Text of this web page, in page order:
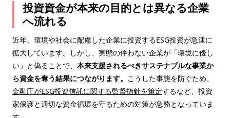
投資資金が本来の目的とは異なる企業
へ流れる
近年、環境や社会に配慮した企業に投資するESG投資が急速に
拡大しています。しかし、実態の伴わない企業が「環境に優し
い」と偽ることで、 本来支援されるべきサステナブルな事業か
ら資金を奪う結果につながります。 こうした事態を防ぐため、
金融庁がESG投資信託に関する監督指針を策定するなど、投資
家保護と適切な資金循環を守るための対策が急務となっていま